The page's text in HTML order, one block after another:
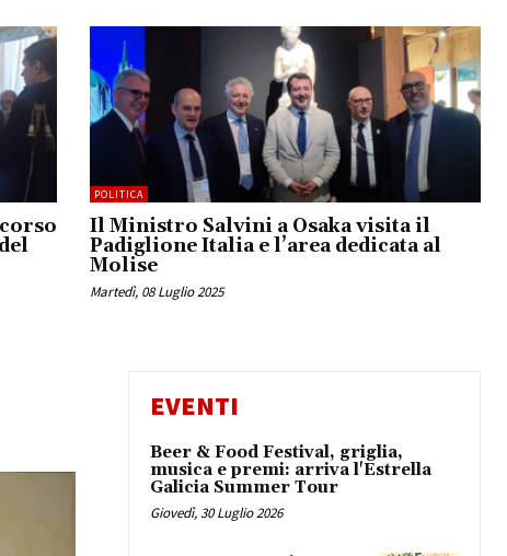
POLITICA
Il Ministro Salvini a Osaka visita il
Padiglione Italia e l’area dedicata al
Molise
Martedì, 08 Luglio 2025
EVENTI
Beer & Food Festival, griglia,
musica e premi: arriva l'Estrella
Galicia Summer Tour
Giovedì, 30 Luglio 2026